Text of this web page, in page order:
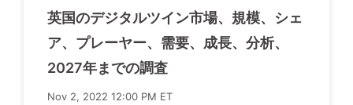
英国のデジタルツイン市場、規模、シェ
ア、プレーヤー、需要、成長、分析、
2027年までの調査
Nov 2, 2022 12:00 PM ET